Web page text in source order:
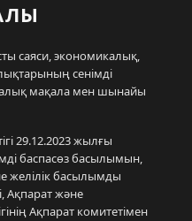
саяси, экономикалық,
сенімді
мақала мен шынайы
29.12.2023 жылғы
баспасөз басылымын,
желілік басылымды
Ақпарат және
Ақпарат комитетімен